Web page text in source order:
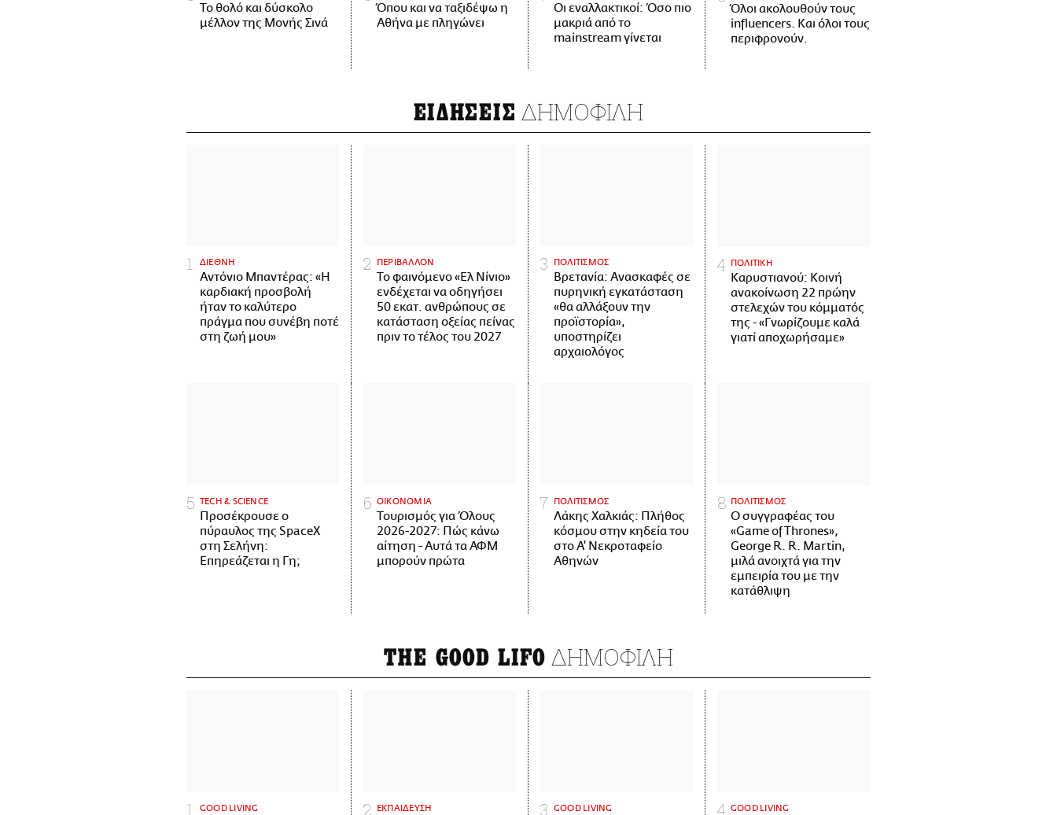
Το θολό και δύσκολο
μέλλον της Μονής Σινά
Όπου και να ταξιδέψω η
Αθήνα με πληγώνει
Οι εναλλακτικοί: Όσο πιο
μακριά από το
mainstream γίνεται
Όλοι ακολουθούν τους
influencers. Και όλοι τους
περιφρονούν.
ΕΙΔΗΣΕΙΣ ΔΗΜΟΦΙΛΗ
ΔΙΕΘΝΗ
Αντόνιο Μπαντέρας: «Η
καρδιακή προσβολή
ήταν το καλύτερο
πράγμα που συνέβη ποτέ
στη ζωή μου»
ΠΕΡΙΒΑΛΛΟΝ
Το φαινόμενο «Ελ Νίνιο»
ενδέχεται να οδηγήσει
50 εκατ. ανθρώπους σε
κατάσταση οξείας πείνας
πριν το τέλος του 2027
ΠΟΛΙΤΙΣΜΟΣ
Βρετανία: Ανασκαφές σε
πυρηνική εγκατάσταση
«θα αλλάξουν την
προϊστορία»,
υποστηρίζει
αρχαιολόγος
ΠΟΛΙΤΙΚΗ
Καρυστιανού: Κοινή
ανακοίνωση 22 πρώην
στελεχών του κόμματός
της - «Γνωρίζουμε καλά
γιατί αποχωρήσαμε»
ΤECH & SCIENCE
Προσέκρουσε ο
πύραυλος της SpaceX
στη Σελήνη:
Επηρεάζεται η Γη;
ΟΙΚΟΝΟΜΙΑ
Τουρισμός για Όλους
2026-2027: Πώς κάνω
αίτηση - Αυτά τα ΑΦΜ
μπορούν πρώτα
ΠΟΛΙΤΙΣΜΟΣ
Λάκης Χαλκιάς: Πλήθος
κόσμου στην κηδεία του
στο Α' Νεκροταφείο
Αθηνών
ΠΟΛΙΤΙΣΜΟΣ
Ο συγγραφέας του
«Game of Thrones»,
George R. R. Martin,
μιλά ανοιχτά για την
εμπειρία του με την
κατάθλιψη
THE GOOD LIFO ΔΗΜΟΦΙΛΗ
GOOD LIVING ΕΚΠΑΙΔΕΥΣΗ GOOD LIVING GOOD LIVING